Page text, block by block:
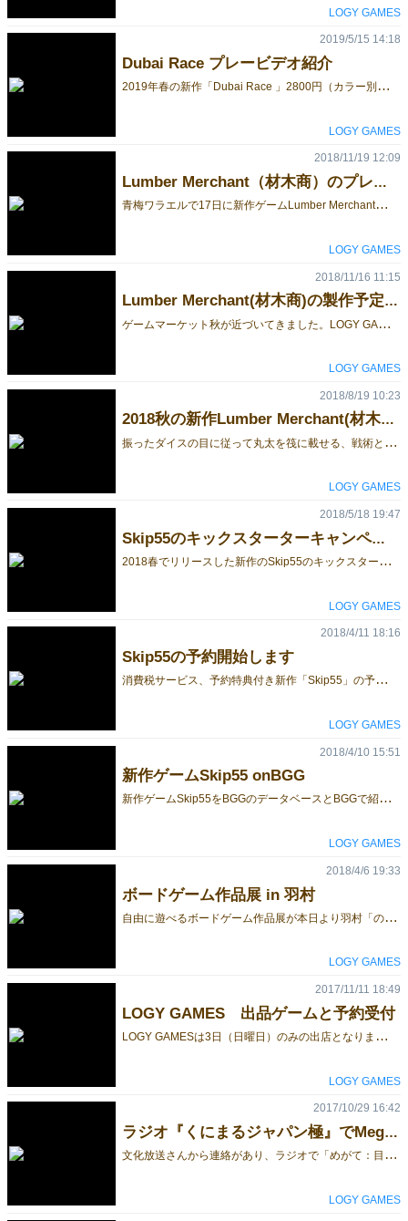
LOGY GAMES
Dubai Race プレービデオ紹介
2
019年春の新作「Dubai Race 」2800円（カラー別の3種あります）はこんな感じのゲームです。 「 LOGY GAMES 」の出展日は「 土曜日 」、ブース番号「 G67 」でお待ちしています。試遊卓有りです。 2人プレー https://youtu.be/GbX8zWJ3uAE 5人プレ https://youtu.be/xjA93TWpfeM
2019/5/15 14:18
LOGY GAMES
Lumber Merchant（材木商）のプレービデオ
青
梅ワラエルで17日に新作ゲームLumber Merchant（材木商）スタンダードラフトの試遊をしました。ビデオで紹介します。ご参考まで。 LOGY GAMES ギフトボックス山本 https://youtu.be/5Mrx7q0L_DM
2018/11/19 12:09
LOGY GAMES
Lumber Merchant(材木商)の製作予定数
ゲ
ームマーケット秋が近づいてきました。LOGY GAMES では25日（日曜日）のみ出店します。今回の新作Lumber Merchant(材木商)の製作予定ですが、いつもの様に少数限定となります。 多数予約いただけるほど数がありませんが、事前にお声をかけていただければ、午前中までは優先的に取り置きします。ご購入希望の場合は下記のアドレスまでご連絡ください。ただしお受取りが午前中を過ぎた場合はオープン販売に回します。ご了承ください。 moonwalker@logygames.com 今回のLumber Merchant(材木商)製作持ち込み予定数は下記となります。よろしくお願いします。 ●スタンダードラフトサイズ 販売価格：5.000円 20セット [caption id="attachment_109707" align="alignleft" width="1024"] スタンダードラフトサイズ[/caption] ●ワイドサイズラフトサイズ 販売価格：7,000円 3セット [caption id="attachment_109711" align="alignleft" width="567"] ワイドラフトサイズ[/caption] ●スタンダード＆ワイドサイズラフト 複合版 販売価格：8,000円 2セット [caption id="attachment_109713" align="alignleft" width="567"] スタンダード＆ワイドサイズラフト 複合版[/caption]
2018/11/16 11:15
LOGY GAMES
2018秋の新作Lumber Merchant(材木商)の前売り販売をキックスターターで展開しています
振
ったダイスの目に従って丸太を筏に載せる、戦術と運の要素が絡んだバランスゲーム Lumber Merchant(材木商) を11月のゲームマーケットリリースを前にキックスターターのクラウドファンディングで事前予約販売を展開しています。 [caption id="attachment_97969" align="alignleft" width="1024"] Lumber Merchant[/caption] 販売価格はゲームマーケットと同じです。今年からキックスターターは日本円対応になりましたので為替換算なく安心してご注文いただけます。商品発送は11月上旬を予定してしています。特に記載はしていませんが日本国内へのお届けは送料一律500円です。 今年のゲームマーケットは日曜日のみの出店ですので、来場都合の悪い方や、事前に手に入れてゲームプレーを確認したい方などは是非ご利用ください。 [caption id="attachment_97970" align="alignleft" width="1024"] Kickstarter campaign[/caption] キックスターターキャンペーンは8月29日夜までです。既に1日目で基本目標額を達成していますので、確実にお届けできる予定です。ご注文をお待ちしています。 LOGY GAMES 山本光夫
2018/8/19 10:23
LOGY GAMES
Skip55のキックスターターキャンペーンが来週24日から始まります。
2
018春でリリースした新作のSkip55のキックスターターキャンペーンが来週24日から始まります。12日間の短期決戦。今はフィードバック用のドラフトページですがキャンペーン内容は見られます。価格はゲームマーケット価格とほぼ一緒です。ご事情でご購入出来なかった方は是非。 購入は円立てですが、ご免なさい、本文に日本語の記載はありません。 https://www.kickstarter.com/projects/2039314666/1495304679?ref=495652&token=244999bc [caption id="attachment_97392" align="aligncenter" width="600"] Skip55 キックスターターキャンペーン[/caption]
2018/5/18 19:47
LOGY GAMES
Skip55の予約開始します
消
費税サービス、予約特典付き新作「Skip55」の予約受付を開始します。予約は2018春の新作「Skip55」のみを承ります。 2018春の新作発売予定は ●Skip55 ミニサイズ（10ｃｍタイルボード）1800円 ●Skip55 スタンダードサイズ（15ｃｍタイルボード）3500円 （共にタイル製ボード＆駒、四則演算カード付き、ギフト箱入りです） [caption id="attachment_88304" align="alignleft" width="567"] 左がスタンダートサイズ、右がミニサイズ。[/caption] ●四則演算カード＜+,-,×,÷＞4面付きカード4枚セット（セルフカット用） 200円 ＜四則演算カードで遊べるオリジナルゲーム2種（ジャストとファスト）のルールが付属します。ルールは公表しませんので、ご購入者限定の特典となります。＞ [caption id="attachment_89386" align="alignleft" width="567"] 四則演算カード1セット4枚組（セルフカット仕様）[/caption] です。 追加の四則演算カードを使うと、プレーヤーのレベルに合わせたカードの選定（例えば+と-のみなど）ができます。 なおSkip55を予約いただいた方全員に、特典としてもれなく四則演算カード1セットをプレゼントします。 予約メールアドレス：moonwalker@logygames.com まで直接お申し込みください。 またツイッターアカウントでも受けつています。@logygames ご予約は下記メールにお名前とご希望のゲーム名＆サイズを書いてお申し込みください。LOGY GAMESの出店は6日日曜日のみとなります。午後3時までの受け取りに来てください。なお3時までの受け取りの無いゲームはキャンセルとみなして他の方に販売することがあります。ご了承ください。ご予約をお待ちしています。 ゲームルールの詳しい情報はこちらのページをごらんください。
2018/4/11 18:16
LOGY GAMES
新作ゲームSkip55 onBGG
新
作ゲームSkip55をBGGのデータベースとBGGで紹介するゲームマーケット18春の新作ゲーム情報に載せてもらいました。一番乗りかな。 https://boardgamegeek.com/geekpreview/10/tokyo-game-market-may-2018?parentitem=3104 ゲームの詳しい情報はSkip55をご覧ください。
2018/4/10 15:51
LOGY GAMES
ボードゲーム作品展 in 羽村
自
由に遊べるボードゲーム作品展が本日より羽村「のんびりカフェ水車小」さんで始まりました。 まだ春休みのせいか子供たちが沢山きました。一度に沢山の子供たちを相手にするのは疲れますね。 明日のお店はオープンマイクの日なので、音楽好きの人達が集まるそうです。僕も顔を出す予定です。 8日明後日はSkip55の試遊体験会をメインにします。 ゲームマーケットに先駆けて新作「Skip55」を販売しています。15cmタイルボードスタンダードサイズ3500円、10ｃｍタイルボードミニサイズ1800円です。 皆さん、暇な方は是非満開のチューリップを見がてらご来場ください。 来週14日土曜日はACTOP（古代建築賢者の塔）を自分で作るDIYワークショップも予定されています。材料費2000円で自分オリジナルACTOPが作れますよ。 1人で全員を相手しました。スーパーマンだな。 [caption id="attachment_88612" align="alignleft" width="567"] 展示の様子1[/caption] [caption id="attachment_88613" align="alignleft" width="567"] 展示の様子2[/caption] [caption id="attachment_88614" align="alignleft" width="567"] 展示の様子3[/caption] [caption id="attachment_88615" align="alignleft" width="567"] 展示の様子4[/caption] [caption id="attachment_88616" align="alignleft" width="567"] 展示の様子5[/caption]
2018/4/6 19:33
LOGY GAMES
LOGY GAMES 出品ゲームと予約受付
L
OGY GAMESは3日（日曜日）のみの出店となります。出品予定のゲームを紹介します。いつものように持参するゲームは少量です。確実なご購入希望の場合は早めにご予約ください。 1：Megateh(めがて：目我天) タイルボード 10×10ｃｍタイルボードとタイル駒のセットです。視覚障害者用ではありません。純粋にゲームを手ごろな価格で楽しんでもらうためのエディションです。 販売価格：1500円（消費税サービス） [caption id="attachment_70228" align="alignleft" width="567"] Megateh-タイルボード[/caption] 2：Megateh(めがて：目我天) 木製ボード 視覚障害者でも対等にプレーが楽しめる15×15ｃｍ木製ボードと駒のセットです。触っただけで全てのゲーム情報が得られるように作られたエディションです。 販売価格：5800円（消費税サービス） [caption id="attachment_59523" align="alignleft" width="567"] Megateh（めがて＝目我天） 木製ボード[/caption] 3：Paseo 猫路 紙製ボード4人用 春の新作紹介済みエディションです。 販売価格：1500円（消費税サービス） [caption id="attachment_70229" align="alignleft" width="567"] Paseo-猫路[/caption] 4：Paseo 干支 紙製ボード4人用 この秋に新たに加わった新作エディションです。 販売価格：1500円（消費税サービス） [caption id="attachment_70231" align="alignleft" width="567"] Paseo-干支[/caption] 5：Paseo 星座 紙製ボード4人用 春の新作紹介済みエディションです。 販売価格：1500円（消費税サービス） [caption id="attachment_70233" align="alignleft" width="567"] Paseo-星座[/caption] 6：Paseo 猫路、干支、星座の3個セット 紙製ボード4人用 ご予約のみのセット値引き販売です。ご友人とシェアして購入するとお得です。 販売価格：3500円（消費税サービス） 東京おもちゃ美術館の2017年グッド・トイに選ばれたACTOP（古代建築賢者の塔）も展示販売します。 7：ACTOP（古代建築賢者の塔） スタンダード（12ピース版） 販売価格：3800円（消費税サービス） [caption id="attachment_35745" align="alignleft" width="394"] ACTOP（古代建築賢者の塔）Standard[/caption] 8：ACTOP（古代建築賢者の塔） スタンダード（12ピース版） 販売価格：7000円（消費税サービス） [caption id="attachment_35749" align="alignleft" width="385"] ACTOP（古代建築賢者の塔）Professional[/caption] メールまたは下記のご予約フォームからお申し込みください。お待ちしています。 http://www.gift-box.co.jp/FormMail/reservation/FormMail.html LOGY GAMES ギフトボックス山本
2017/11/11 18:49
LOGY GAMES
ラジオ『くにまるジャパン極』でMegateh(めがて：目我天)が紹介されます。
文
化放送さんから連絡があり、ラジオで「めがて：目我天」の商品紹介をしてくれることになりました。 ●番組名：『くにまるジャパン極』（パーソナリティ：野村邦丸） ●放送日：10月30日（月） ●取り上げさせていただくコーナー名：『デイリー「ホッと」トピックス』 ※東京を中心に主に首都圏の話題を、毎日ひとつお届けしています。 ●コーナーの時間：10時1 8分前後より5分程度 ※生放送で すので、 多少の前後が生じる可能性がござい ます。 この時間帯にラジオを聴くチャンスがあれば是非。 あ、首都圏以外の方はラジコなら全国で聞けると思います。 http://radiko.jp/ 1週間以内であれば、タイムフリーでも聴けます♪ 商品紹介なので僕は特に出演はしません。どんな内容になるか僕も楽しみに聴くことにします。 LOGY GAMES ギフトボックス山本
2017/10/29 16:42
LOGY GAMES